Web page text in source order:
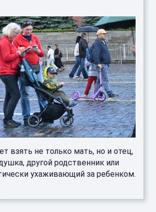
взять не только мать, но и отец,
другой родственник или
ухаживающий за ребенком.